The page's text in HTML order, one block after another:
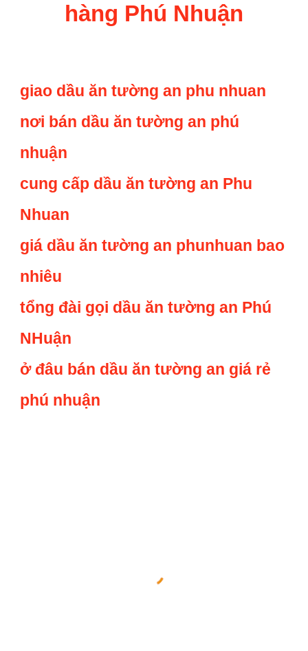
hàng Phú Nhuận
giao dầu ăn tường an phu nhuan
nơi bán dầu ăn tường an phú
nhuận
cung cấp dầu ăn tường an Phu
Nhuan
giá dầu ăn tường an phunhuan bao
nhiêu
tổng đài gọi dầu ăn tường an Phú
NHuận
ở đâu bán dầu ăn tường an giá rẻ
phú nhuận